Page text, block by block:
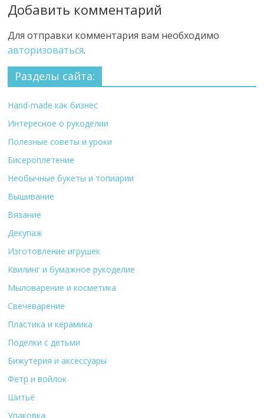
Добавить комментарий
Для отправки комментария вам необходимо
авторизоваться.
Разделы сайта:
Hand-made как бизнес
Интересное о рукоделии
Полезные советы и уроки
Бисероплетение
Необычные букеты и топиарии
Вышивание
Вязание
Декупаж
Изготовление игрушек
Квилинг и бумажное рукоделие
Мыловарение и косметика
Свечеварение
Пластика и керамика
Поделки с детьми
Бижутерия и аксессуары
Фетр и войлок
Шитьё
Упаковка